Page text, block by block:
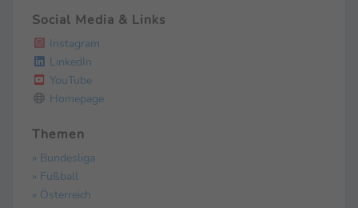
Social Media & Links
Instagram
LinkedIn
YouTube
Homepage
Themen
» Bundesliga
» Fußball
» Österreich